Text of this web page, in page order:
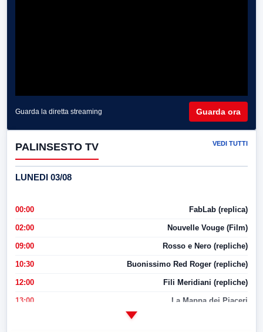
Guarda la diretta streaming Guarda ora
PALINSESTO TV VEDI TUTTI
LUNEDI 03/08
00:00 FabLab (replica)
02:00 Nouvelle Vouge (Film)
09:00 Rosso e Nero (repliche)
10:30 Buonissimo Red Roger (repliche)
12:00 Fili Meridiani (repliche)
13:00 La Mappa dei Piaceri